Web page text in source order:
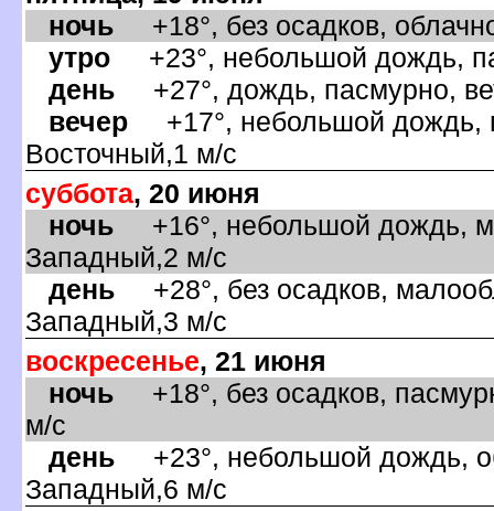
ночь +18°, без осадков,
утро +23°, небольшой дождь,
день +27°, дождь, пасмурно,
ечер +17°, небольшой дождь,
осточный,1 м/с
суббота, 20 июня
ночь +16°, небольшой дождь,
Западный,2 м/с
день +28°, без осадков,
Западный,3 м/с
оскресенье, 21 июня
ночь +18°, без осадков,
м/с
день +23°, небольшой дождь,
Западный,6 м/с